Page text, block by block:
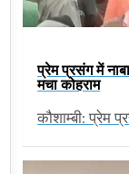
प्रेम प्रसंग में
मचा कोहराम
कौशाम्बी: प्रेम